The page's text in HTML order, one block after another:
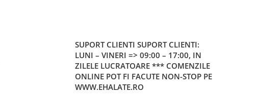
SUPORT CLIENTI SUPORT CLIENTI:
LUNI – VINERI => 09:00 – 17:00, IN
ZILELE LUCRATOARE *** COMENZILE
ONLINE POT FI FACUTE NON-STOP PE
WWW.EHALATE.RO